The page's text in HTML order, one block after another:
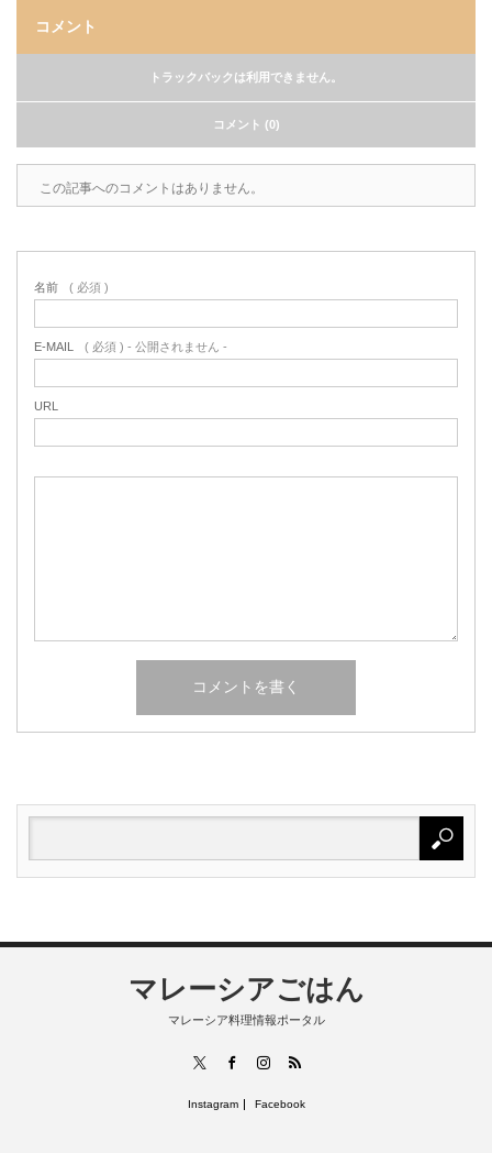
コメント
トラックバックは利用できません。
コメント (0)
この記事へのコメントはありません。
名前 ( 必須 )
E-MAIL ( 必須 ) - 公開されません -
URL
マレーシアごはん
マレーシア料理情報ポータル
FacebookInstagram
RSS
Instagram Facebook